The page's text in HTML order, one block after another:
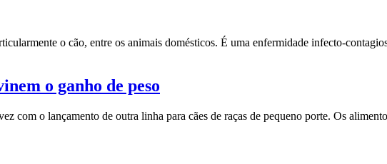
o cão, entre os animais domésticos. É uma enfermidade infecto-
o ganho de peso
com o lançamento de outra linha para cães de raças de pequeno porte. Os